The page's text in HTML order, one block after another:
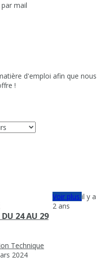
mail
d'emploi afin que nous
!
DU 24 AU 29
Technique
2024
Voir plusil y a
2 ans